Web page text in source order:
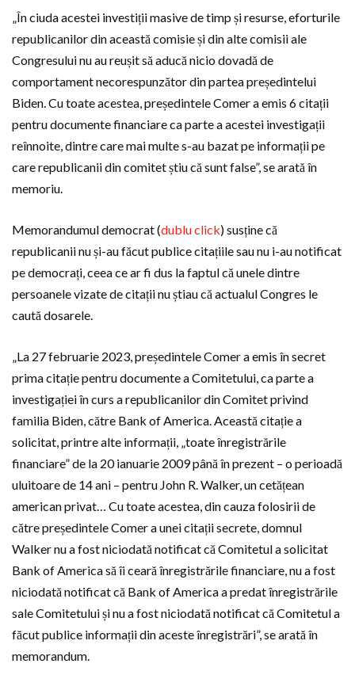
„În ciuda acestei investiții masive de timp și resurse, eforturile
republicanilor din această comisie și din alte comisii ale
Congresului nu au reușit să aducă nicio dovadă de
comportament necorespunzător din partea președintelui
Biden. Cu toate acestea, președintele Comer a emis 6 citații
pentru documente financiare ca parte a acestei investigații
reînnoite, dintre care mai multe s-au bazat pe informații pe
care republicanii din comitet știu că sunt false”, se arată în
memoriu.
Memorandumul democrat (dublu click) susține că
republicanii nu și-au făcut publice citațiile sau nu i-au notificat
pe democrați, ceea ce ar fi dus la faptul că unele dintre
persoanele vizate de citații nu știau că actualul Congres le
caută dosarele.
„La 27 februarie 2023, președintele Comer a emis în secret
prima citație pentru documente a Comitetului, ca parte a
investigației în curs a republicanilor din Comitet privind
familia Biden, către Bank of America. Această citație a
solicitat, printre alte informații, „toate înregistrările
financiare” de la 20 ianuarie 2009 până în prezent – o perioadă
uluitoare de 14 ani – pentru John R. Walker, un cetățean
american privat… Cu toate acestea, din cauza folosirii de
către președintele Comer a unei citații secrete, domnul
Walker nu a fost niciodată notificat că Comitetul a solicitat
Bank of America să îi ceară înregistrările financiare, nu a fost
niciodată notificat că Bank of America a predat înregistrările
sale Comitetului și nu a fost niciodată notificat că Comitetul a
făcut publice informații din aceste înregistrări”, se arată în
memorandum.